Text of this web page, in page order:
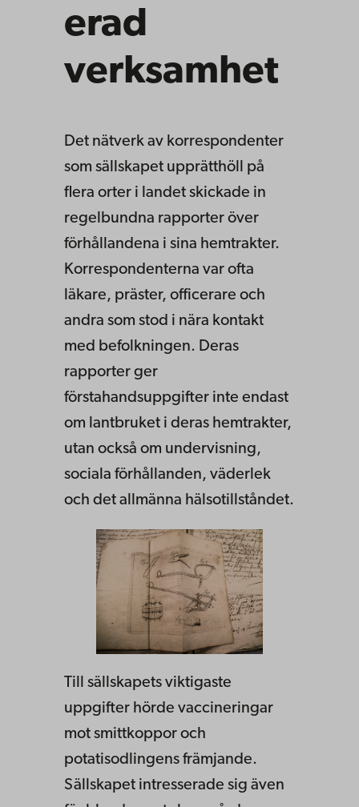
erad
verksamhet
Det nätverk av korrespondenter
som sällskapet upprätthöll på
flera orter i landet skickade in
regelbundna rapporter över
förhållandena i sina hemtrakter.
Korrespondenterna var ofta
läkare, präster, officerare och
andra som stod i nära kontakt
med befolkningen. Deras
rapporter ger
förstahandsuppgifter inte endast
om lantbruket i deras hemtrakter,
utan också om undervisning,
sociala förhållanden, väderlek
och det allmänna hälsotillståndet.
Till sällskapets viktigaste
uppgifter hörde vaccineringar
mot smittkoppor och
potatisodlingens främjande.
Sällskapet intresserade sig även